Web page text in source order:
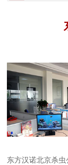
东方汉诺北京杀